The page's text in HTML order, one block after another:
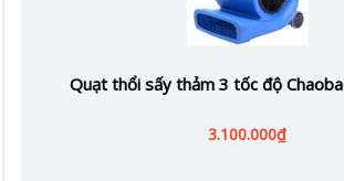
Quạt thổi sấy thảm 3 tốc độ
3.100.000₫